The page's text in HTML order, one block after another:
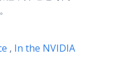
, In the NVIDIA